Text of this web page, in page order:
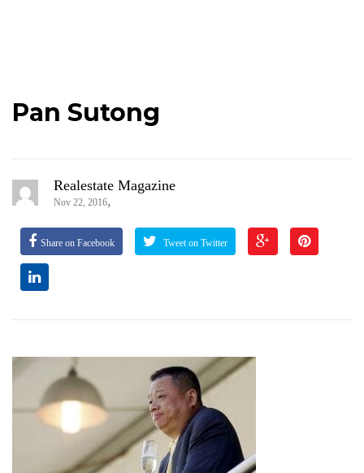
Pan Sutong
Realestate Magazine
Nov 22, 2016,
Share on Facebook Tweet on Twitter